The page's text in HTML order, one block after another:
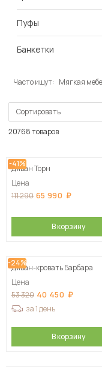
Пуфы
Банкетки
Часто ищут: Мягкая
Сортировать
По
20768 товаров
-41%
Диван Торн
Цена
111 290 65 990
В корзину
-24%
Диван-кровать Барбара
Цена
53 320 40 450
за 1 день
В корзину